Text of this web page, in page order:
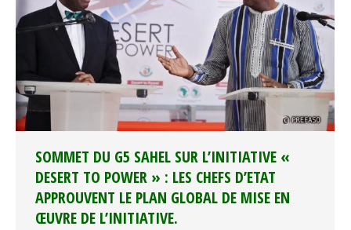
SOMMET DU G5 SAHEL SUR L’INITIATIVE «
DESERT TO POWER » : LES CHEFS D’ETAT
APPROUVENT LE PLAN GLOBAL DE MISE EN
ŒUVRE DE L’INITIATIVE.